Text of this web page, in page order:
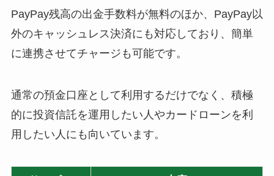
PayPay残高の出金手数料が無料のほか、PayPay以
外のキャッシュレス決済にも対応しており、簡単
に連携させてチャージも可能です。
通常の預金口座として利用するだけでなく、積極
的に投資信託を運用したい人やカードローンを利
用したい人にも向いています。